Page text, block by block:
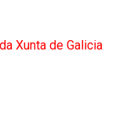
Xunta de Galicia